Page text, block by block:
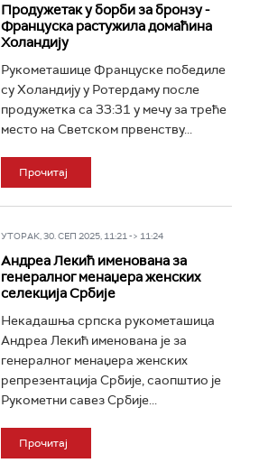
Продужетак у борби за бронзу -
Француска растужила домаћина
Холандију
Рукометашице Француске победиле
су Холандију у Ротердаму после
продужетка са 33:31 у мечу за треће
место на Светском првенству...
Прочитај
УТОРАК, 30. СЕП 2025, 11:21 -> 11:24
Андреа Лекић именована за
генералног менаџера женских
селекција Србије
Некадашња српска рукометашица
Андреа Лекић именована је за
генералног менаџера женских
репрезентација Србије, саопштио је
Рукометни савез Србије...
Прочитај